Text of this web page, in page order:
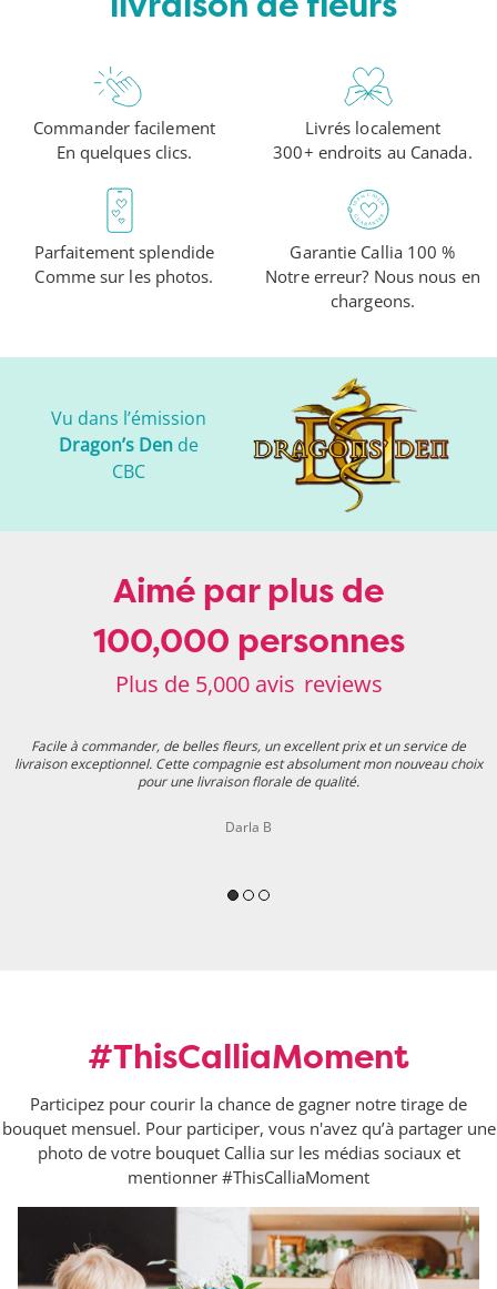
Commander facilement
En quelques clics.
Livrés localement
300+ endroits au Canada.
Parfaitement splendide
Comme sur les photos.
Garantie Callia 100 %
Notre erreur? Nous nous en
chargeons.
Vu dans l’émission
Dragon’s Den de
CBC
Aimé par plus de
100,000 personnes
Plus de 5,000 avis reviews
Facile à commander, de belles fleurs, un excellent prix et un service de
livraison exceptionnel. Cette compagnie est absolument mon nouveau choix
pour une livraison florale de qualité.
Darla B
#ThisCalliaMoment
Participez pour courir la chance de gagner notre tirage de
bouquet mensuel. Pour participer, vous n'avez qu’à partager une
photo de votre bouquet Callia sur les médias sociaux et
mentionner #ThisCalliaMoment